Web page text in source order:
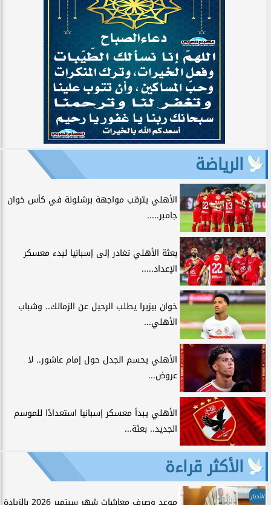
الرياضة
الأهلي يترقب مواجهة برشلونة في كأس خوان
جامبر.....
بعثة الأهلي تغادر إلى إسبانيا لبدء معسكر
الإعداد.....
خوان بيزيرا يطلب الرحيل عن الزمالك.. وشباب
الأهلي...
الأهلي يحسم الجدل حول إمام عاشور.. لا
عروض...
الأهلي يبدأ معسكر إسبانيا استعدادًا للموسم
الجديد.. بعثة...
الأكثر قراءة
الأخبار